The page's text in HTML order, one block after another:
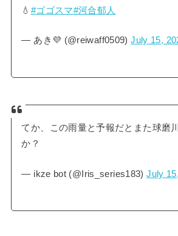
💧 #ゴゴスマ#河合郁人
— あき💜 (@reiwaff0509)July 15,
てか、この雨量と予報だとまた球磨
か？
— ikze bot (@Iris_series183)July